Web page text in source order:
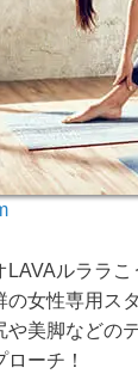
LAVAルララ
の女性専用ス
や美脚などの
ーチ！